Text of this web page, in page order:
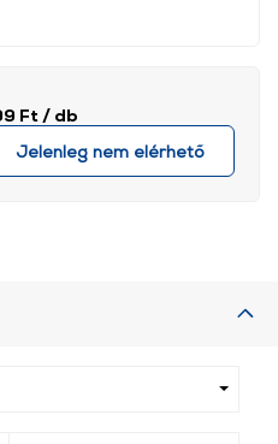
Ft / db
Jelenleg nem elérhető